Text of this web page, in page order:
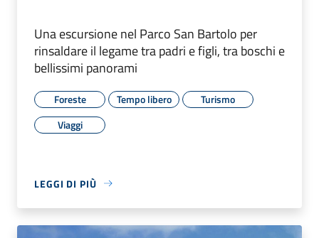
Una escursione nel Parco San Bartolo per
rinsaldare il legame tra padri e figli, tra boschi e
bellissimi panorami
Foreste Tempo libero
Turismo
Viaggi
LEGGI DI PIÙ